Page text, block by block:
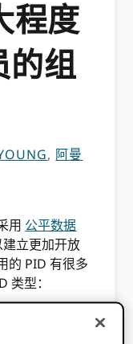
程度
的组
, 阿曼
用 公平数据
立更加开放
的 PID 有很多
类型：
的 PI​​D（例如